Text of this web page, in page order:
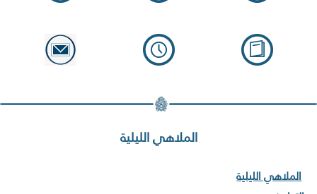
الملاهي الليلية
الملاهي الليلية